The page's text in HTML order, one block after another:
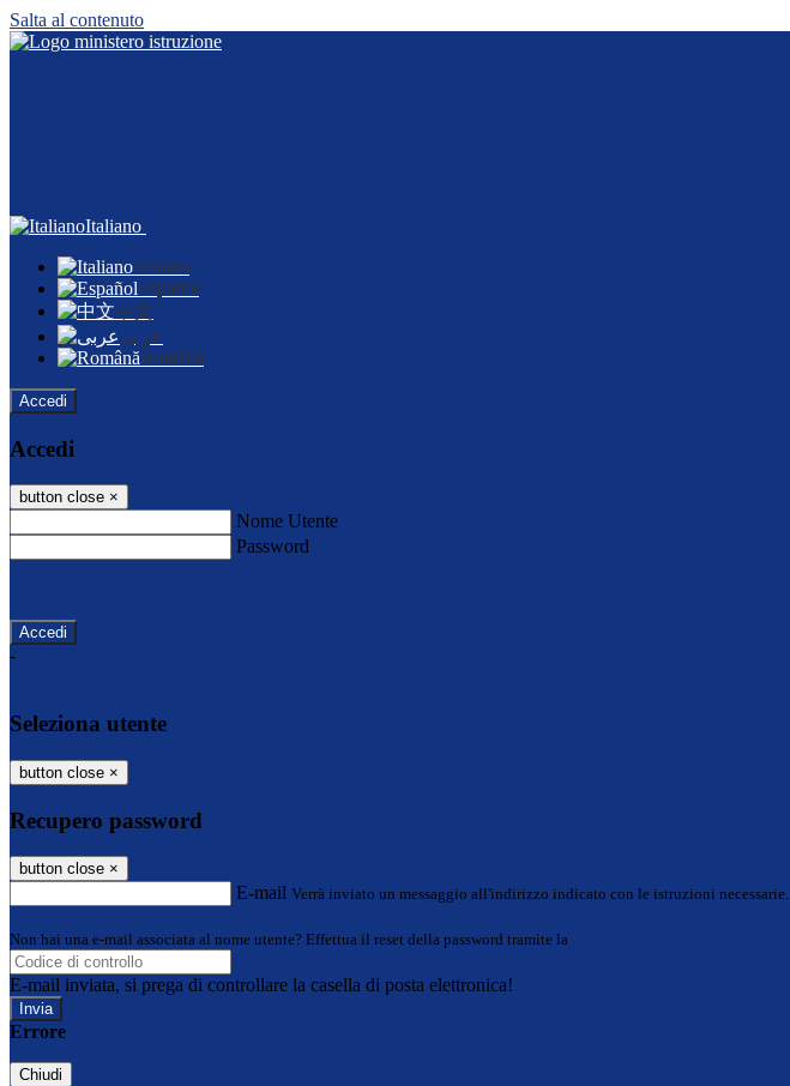
Salta al contenuto
Italiano
Italiano
Español
中文
عربى
Română
Accedi
Accedi
button close ×
Nome Utente
Password
-
Seleziona utente
button close ×
Recupero password
button close ×
E-mail Verrà inviato un messaggio all'indirizzo indicato con le istruzioni necessarie.
Non hai una e-mail associata al nome utente? Effettua il reset della password tramite la
E-mail inviata, si prega di controllare la casella di posta elettronica!
Errore
Chiudi